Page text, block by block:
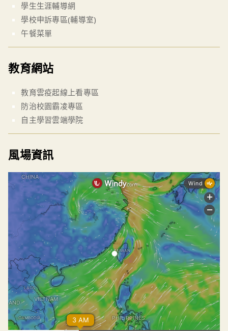
學生生涯輔導網
學校申訴專區(輔導室)
午餐菜單
教育網站
教育雲疫起線上看專區
防治校園霸凌專區
自主學習雲端學院
風場資訊